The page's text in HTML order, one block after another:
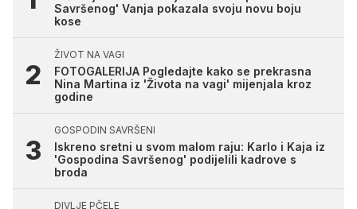
Savršenog' Vanja pokazala svoju novu boju
kose
ŽIVOT NA VAGI
FOTOGALERIJA Pogledajte kako se prekrasna
Nina Martina iz 'Života na vagi' mijenjala kroz
godine
GOSPODIN SAVRŠENI
Iskreno sretni u svom malom raju: Karlo i Kaja iz
'Gospodina Savršenog' podijelili kadrove s
broda
DIVLJE PČELE